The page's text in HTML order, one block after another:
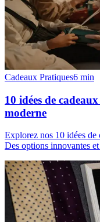
Cadeaux Pratiques6 min
10 idées de
moderne
Explorez nos 10 idées de
Des options innovantes